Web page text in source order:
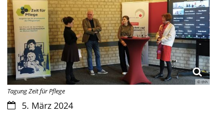
© thh
Tagung Zeit für Pflege
Datum:5. März 2024